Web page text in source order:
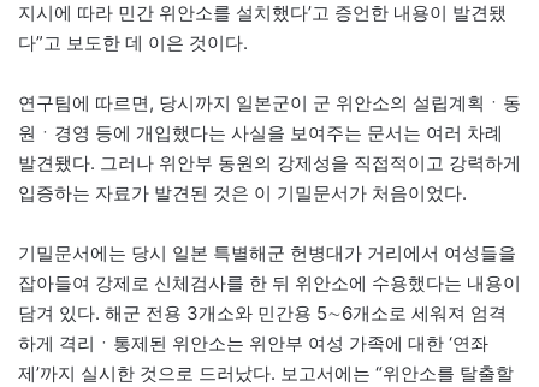
지시에 따라 민간 위안소를 설치했다’고 증언한 내용이 발견됐
다”고 보도한 데 이은 것이다.
연구팀에 따르면, 당시까지 일본군이 군 위안소의 설립계획ㆍ동
원ㆍ경영 등에 개입했다는 사실을 보여주는 문서는 여러 차례
발견됐다. 그러나 위안부 동원의 강제성을 직접적이고 강력하게
입증하는 자료가 발견된 것은 이 기밀문서가 처음이었다.
기밀문서에는 당시 일본 특별해군 헌병대가 거리에서 여성들을
잡아들여 강제로 신체검사를 한 뒤 위안소에 수용했다는 내용이
담겨 있다. 해군 전용 3개소와 민간용 5∼6개소로 세워져 엄격
하게 격리ㆍ통제된 위안소는 위안부 여성 가족에 대한 ‘연좌
제’까지 실시한 것으로 드러났다. 보고서에는 “위안소를 탈출할